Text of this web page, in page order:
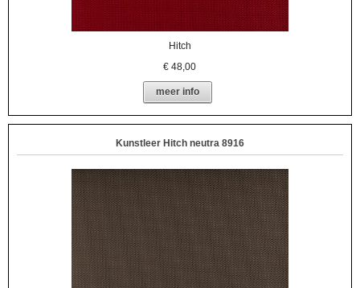
Hitch
€48,00
meer info
Kunstleer Hitch neutra 8916